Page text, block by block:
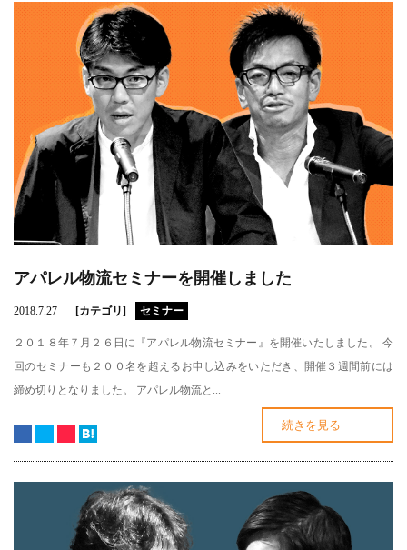
アパレル物流セミナーを開催しました
2018.7.27 [カテゴリ] セミナー
２０１８年７月２６日に『アパレル物流セミナー』を開催いたしました。 今
回のセミナーも２００名を超えるお申し込みをいただき、開催３週間前には
締め切りとなりました。 アパレル物流と...
続きを見る